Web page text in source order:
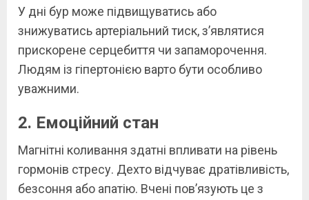
У дні бур може підвищуватись або
знижуватись артеріальний тиск, з’являтися
прискорене серцебиття чи запаморочення.
Людям із гіпертонією варто бути особливо
уважними.
2. Емоційний стан
Магнітні коливання здатні впливати на рівень
гормонів стресу. Дехто відчуває дратівливість,
безсоння або апатію. Вчені пов’язують це з